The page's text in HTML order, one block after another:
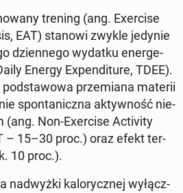
trening (ang. Exer­ci­se
EAT) stanowi zwykle jedynie
dzien­ne­go wydatku ener­ge­
Energy Expen­di­tu­re, TDEE).
pod­sta­wo­wa prze­mia­na materii
spon­ta­nicz­na ak­tyw­ność nie­
(ang. Non-Exer­ci­se Ac­ti­vi­ty
– 15–30 proc.) oraz efekt ter­
10 proc.).
nad­wyż­ki ka­lo­rycz­nej wy­łącz­